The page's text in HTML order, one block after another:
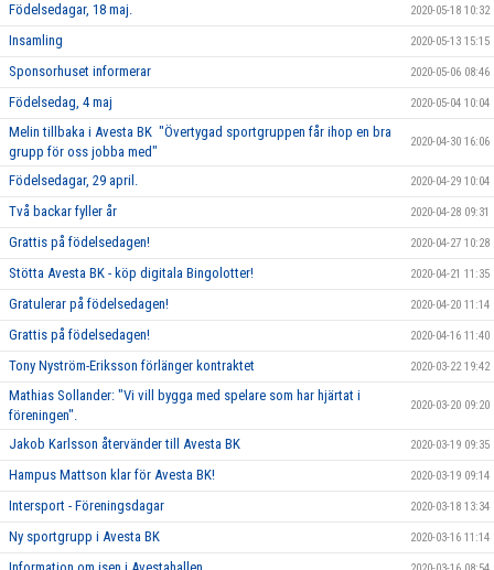
Födelsedagar, 18 maj. 2020-05-18 10:32
Insamling 2020-05-13 15:15
Sponsorhuset informerar 2020-05-06 08:46
Födelsedag, 4 maj 2020-05-04 10:04
Melin tillbaka i Avesta BK "Övertygad sportgruppen får ihop en bra
grupp för oss jobba med"
2020-04-30 16:06
Födelsedagar, 29 april. 2020-04-29 10:04
Två backar fyller år 2020-04-28 09:31
Grattis på födelsedagen! 2020-04-27 10:28
Stötta Avesta BK - köp digitala Bingolotter! 2020-04-21 11:35
Gratulerar på födelsedagen! 2020-04-20 11:14
Grattis på födelsedagen! 2020-04-16 11:40
Tony Nyström-Eriksson förlänger kontraktet 2020-03-22 19:42
Mathias Sollander: "Vi vill bygga med spelare som har hjärtat i
föreningen".
2020-03-20 09:20
Jakob Karlsson återvänder till Avesta BK 2020-03-19 09:35
Hampus Mattson klar för Avesta BK! 2020-03-19 09:14
Intersport - Föreningsdagar 2020-03-18 13:34
Ny sportgrupp i Avesta BK 2020-03-16 11:14